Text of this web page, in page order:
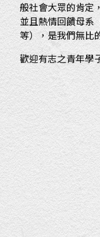
般社會大眾的肯定
並且熱情回饋母系
等），是我們無比
歡迎有志之青年學